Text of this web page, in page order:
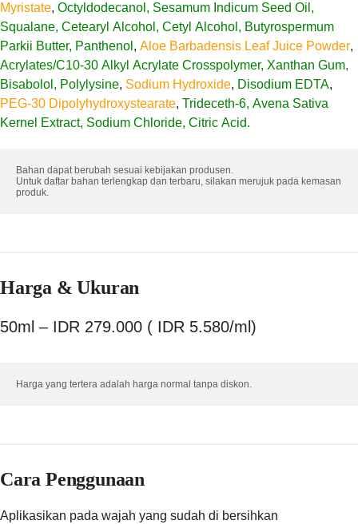
Myristate, Octyldodecanol, Sesamum Indicum Seed Oil,
Squalane, Cetearyl Alcohol, Cetyl Alcohol, Butyrospermum
Parkii Butter, Panthenol , Aloe Barbadensis Leaf Juice Powder
Acrylates/C10-30 Alkyl Acrylate Crosspolymer, Xanthan Gum,
Bisabolol, Polylysine, Sodium Hydroxide, Disodium EDTA
PEG-30 Dipolyhydroxystearate, Trideceth-6, Avena Sativa
Kernel Extract, Sodium Chloride, Citric Acid.
Bahan dapat berubah sesuai kebijakan produsen.
Untuk daftar bahan terlengkap dan terbaru, silakan merujuk pada kemasan
produk.
Harga & Ukuran
50ml – IDR 279.000 ( IDR 5.580/ml)
Harga yang tertera adalah harga normal tanpa diskon.
Cara Penggunaan
Aplikasikan pada wajah yang sudah di bersihkan